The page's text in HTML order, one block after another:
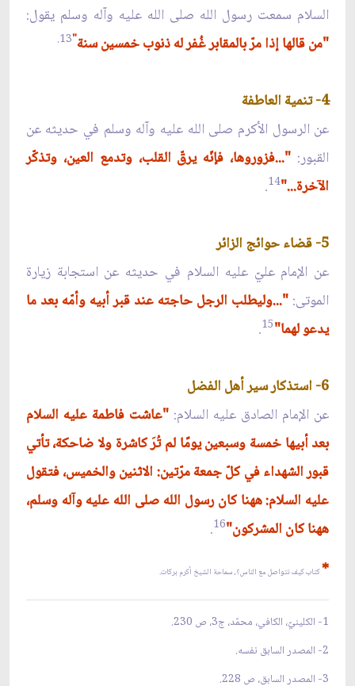
السلام سمعت رسول الله صلى الله عليه وآله وسلم يقول:
"من قالها إذا مرّ بالمقابر غُفر له ذنوب خمسين سنة"
13.
4- تنمية العاطفة
عن الرسول الأكرم صلى الله عليه وآله وسلم في حديثه عن
القبور: "...فزوروها، فإنّه يرقّ القلب، وتدمع العين، وتذكّر
الآخرة..."14
.
5- قضاء حوائج الزائر
عن الإمام عليّ عليه السلام في حديثه عن استجابة زيارة
الموتى: "...وليطلب الرجل حاجته عند قبر أبيه وأمّه بعد ما
يدعو لهما"15
.
6- استذكار سير أهل الفضل
عن الإمام الصادق عليه السلام:"عاشت فاطمة عليه السلام
بعد أبيها خمسة وسبعين يومًا لم تُرَ كاشرة ولا ضاحكة، تأتي
قبور الشهداء في كلّ جمعة مرّتين: الاثنين والخميس، فتقول
عليه السلام: ههنا كان رسول الله صلى الله عليه وآله وسلم،
ههنا كان المشركون"16
.
*كتابكيف نتواصل مع الناس؟، سماحة الشيخ أكرم بركات.
1- الكلينيّ، الكافي، محمّد، ج3، ص 230.
2- المصدر السابق نفسه.
3- المصدر السابق، ص 228.